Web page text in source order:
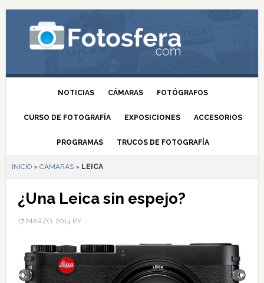
NOTICIAS CÁMARAS FOTÓGRAFOS
CURSO DE FOTOGRAFÍA EXPOSICIONES ACCESORIOS
PROGRAMAS TRUCOS DE FOTOGRAFÍA
INICIO» CÁMARAS» LEICA
¿Una Leica sin espejo?
17 MARZO, 2014BY